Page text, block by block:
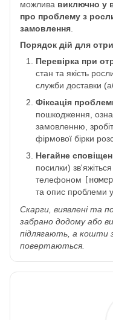
можлива виключно у
про проблему з
замовлення
Порядок дій для
Перевірка при
стан та якість
служби доставки
Фіксація
пошкодження,
замовленню,
фірмової бірки
Негайне
посилки)
телефоном
та опис проблеми
Скарги, виявлені та
забрано додому або
підлягають, а кошти
повертаються.